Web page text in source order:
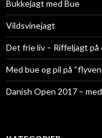
Bukkejagt med Bue
Vildsvinejagt
Det frie liv – Riffeljagt på
Med bue og pil på
Danish Open 2017 –